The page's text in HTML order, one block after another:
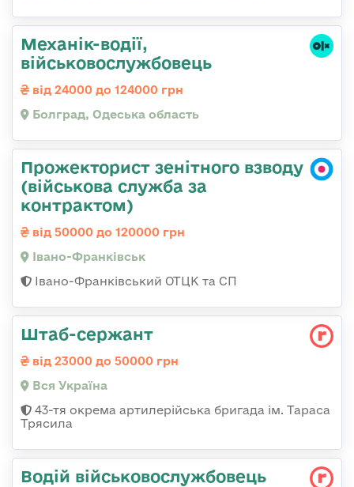
Механік-водії,
військовослужбовець
від 24000 до 124000 грн
Болград, Одеська область
Прожекторист зенітного взводу
(військова служба за
контрактом)
від 50000 до 120000 грн
Івано-Франківськ
Івано-Франківський ОТЦК та СП
Штаб-сержант
від 23000 до 50000 грн
Вся Україна
43-тя окрема артилерійська бригада ім. Тараса
Трясила
Водій військовослужбовець